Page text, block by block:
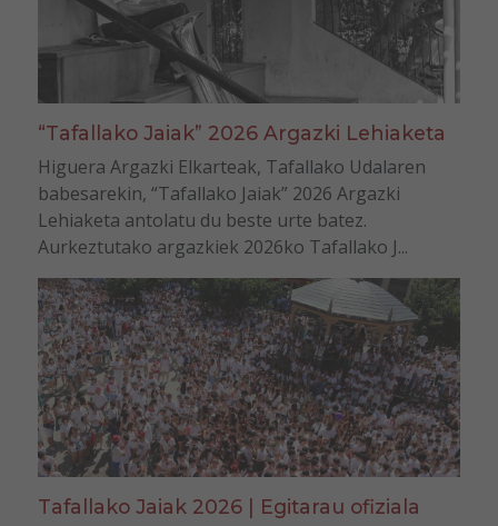
“Tafallako Jaiak” 2026 Argazki Lehiaketa
Higuera Argazki Elkarteak, Tafallako Udalaren
babesarekin, “Tafallako Jaiak” 2026 Argazki
Lehiaketa antolatu du beste urte batez.
Aurkeztutako argazkiek 2026ko Tafallako J...
Tafallako Jaiak 2026 | Egitarau ofiziala